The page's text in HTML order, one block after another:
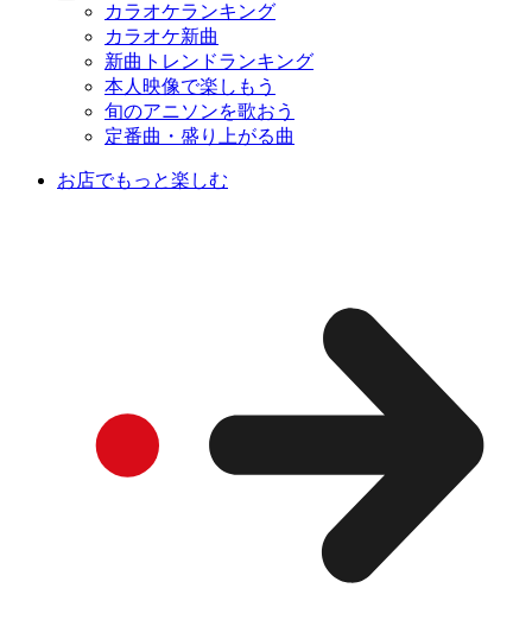
カラオケランキング
カラオケ新曲
新曲トレンドランキング
本人映像で楽しもう
旬のアニソンを歌おう
定番曲・盛り上がる曲
お店でもっと楽しむ